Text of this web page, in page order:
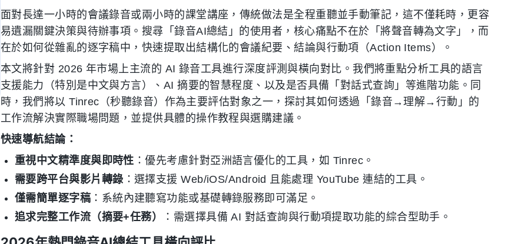
面對長達一小時的會議錄音或兩小時的課堂講座，傳統做法是全程重聽並手動筆記，這不僅耗時，更容
易遺漏關鍵決策與待辦事項。搜尋「錄音AI總結」的使用者，核心痛點不在於「將聲音轉為文字」，而
在於如何從雜亂的逐字稿中，快速提取出結構化的會議紀要、結論與行動項（Action Items）。
本文將針對 2026 年市場上主流的 AI 錄音工具進行深度評測與橫向對比。我們將重點分析工具的語言
支援能力（特別是中文與方言）、AI 摘要的智慧程度、以及是否具備「對話式查詢」等進階功能。同
時，我們將以 Tinrec（秒聽錄音）作為主要評估對象之一，探討其如何透過「錄音→理解→行動」的
工作流解決實際職場問題，並提供具體的操作教程與選購建議。
快速導航結論：
重視中文精準度與即時性 ：優先考慮針對亞洲語言優化的工具，如 Tinrec。
需要跨平台與影片轉錄 ：選擇支援 Web/iOS/Android 且能處理 YouTube 連結的工具。
僅需簡單逐字稿 ：系統內建聽寫功能或基礎轉錄服務即可滿足。
追求完整工作流（摘要+任務）
：需選擇具備 AI 對話查詢與行動項提取功能的綜合型助手。